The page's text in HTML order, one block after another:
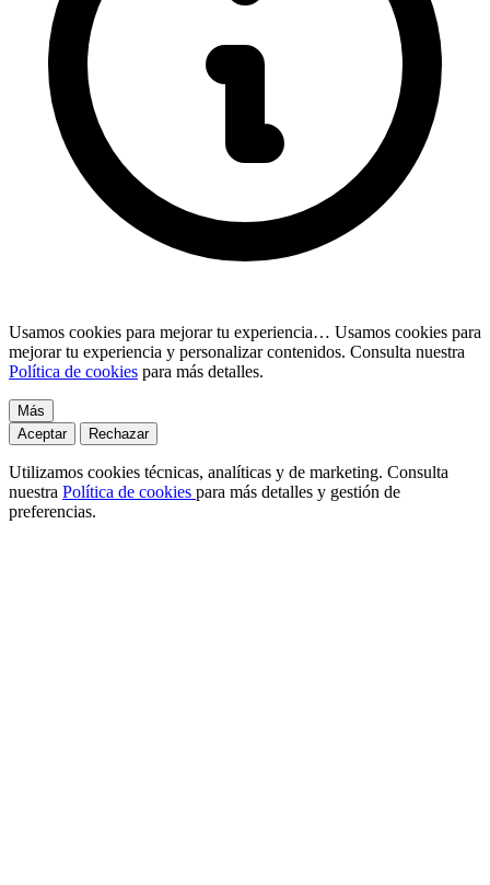
Usamos cookies para mejorar tu experiencia… Usamos cookies para
mejorar tu experiencia y personalizar contenidos. Consulta nuestra
Política de cookies para más detalles.
Más
Aceptar
Rechazar
Utilizamos cookies técnicas, analíticas y de marketing. Consulta
nuestra Política de cookies para más detalles y gestión de
preferencias.